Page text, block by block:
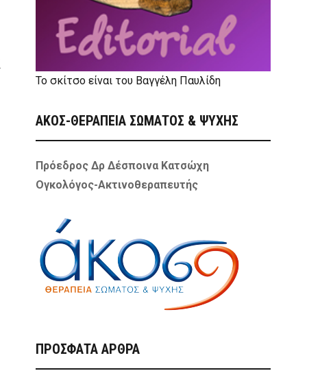
Το σκίτσο είναι του Βαγγέλη Παυλίδη
ΑΚΟΣ-ΘΕΡΑΠΕΙΑ ΣΩΜΑΤΟΣ & ΨΥΧΗΣ
Πρόεδρος Δρ Δέσποινα Κατσώχη
Ογκολόγος-Ακτινοθεραπευτής
ΠΡΌΣΦΑΤΑ ΆΡΘΡΑ